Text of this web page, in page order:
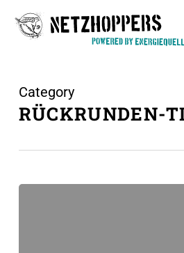
Category
RÜCKRUNDEN-